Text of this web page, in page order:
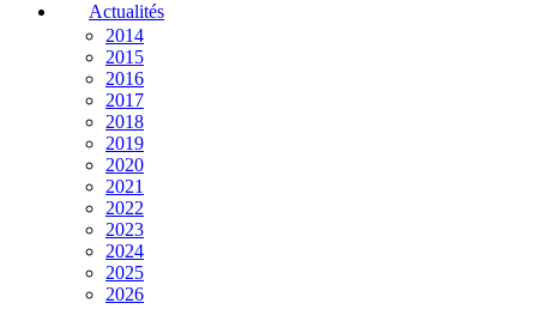
Actualités
2014
2015
2016
2017
2018
2019
2020
2021
2022
2023
2024
2025
2026